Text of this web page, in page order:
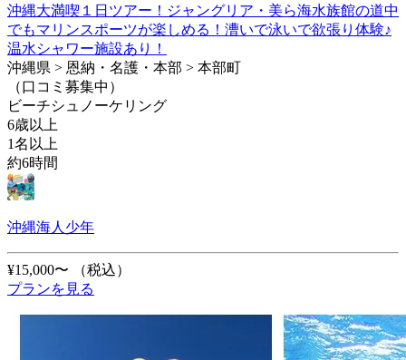
沖縄大満喫１日ツアー！ジャングリア・美ら海水族館の道中
でもマリンスポーツが楽しめる！漕いで泳いで欲張り体験♪
温水シャワー施設あり！
沖縄県 > 恩納・名護・本部 > 本部町
（口コミ募集中）
ビーチシュノーケリング
6歳以上
1名以上
約6時間
沖縄海人少年
¥15,000〜
（税込）
プランを見る